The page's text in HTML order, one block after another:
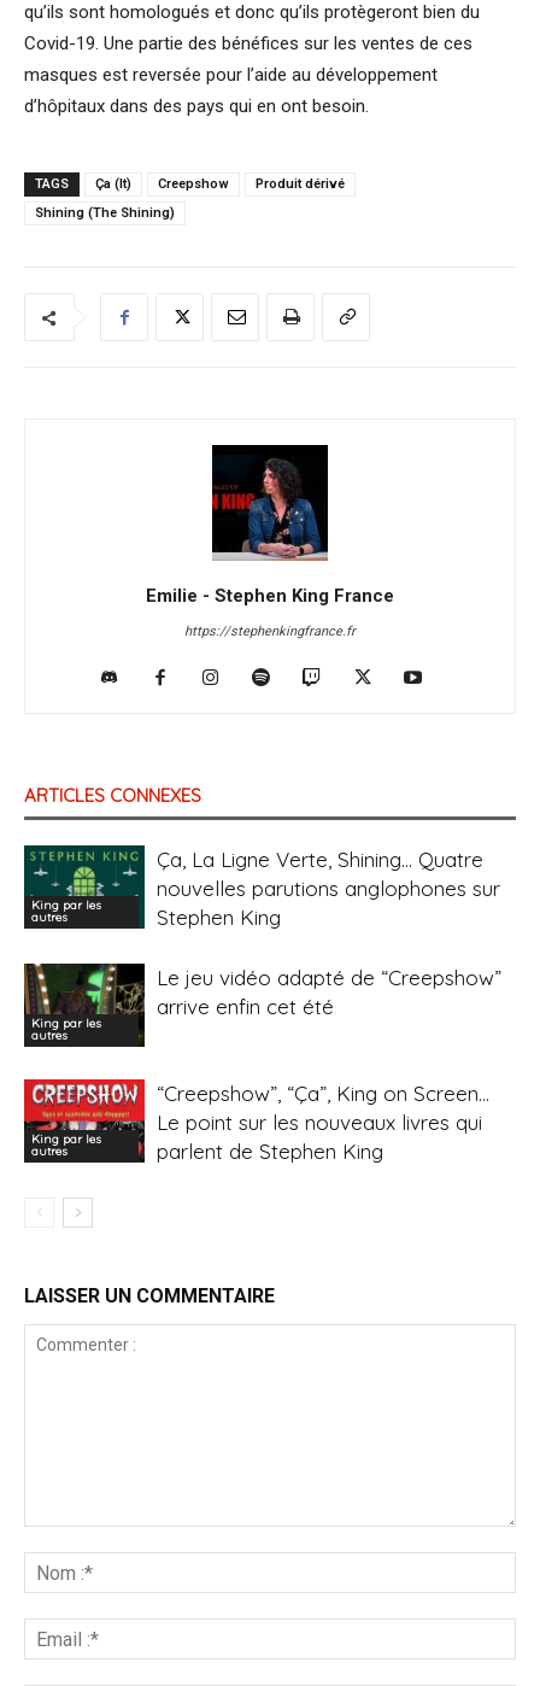
qu’ils sont homologués et donc qu’ils protègeront bien du
Covid-19. Une partie des bénéfices sur les ventes de ces
masques est reversée pour l’aide au développement
d’hôpitaux dans des pays qui en ont besoin.
TAGS Ça (It) Creepshow
Produit dérivé
Shining (The Shining)
Emilie - Stephen King France
https://stephenkingfrance.fr
ARTICLES CONNEXES
King par les
autres
Ça, La Ligne Verte, Shining… Quatre
nouvelles parutions anglophones sur
Stephen King
King par les
autres
Le jeu vidéo adapté de “Creepshow”
arrive enfin cet été
King par les
autres
“Creepshow”, “Ça”, King on Screen…
Le point sur les nouveaux livres qui
parlent de Stephen King
LAISSER UN COMMENTAIRE